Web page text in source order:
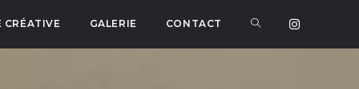
CRÉATIVE GALERIE CONTACT